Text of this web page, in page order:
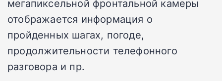
мегапиксельной фронтальной камеры
отображается информация о
пройденных шагах, погоде,
продолжительности телефонного
разговора и пр.